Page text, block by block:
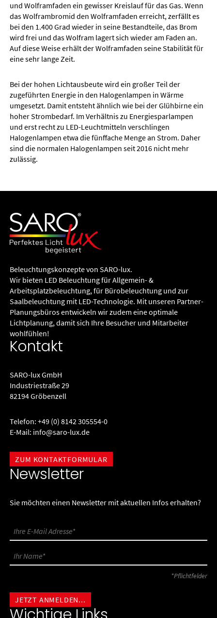
und Wolframfaden ein gewisser Kreislauf für das Gas. Wenn
das Wolframbromid den Wolframfaden erreicht, zerfällt es
bei den 1.400 Grad wieder in seine Bestandteile, das Brom
wird frei und das Wolfram lagert sich wieder am Faden an.
Auf diese Weise erhält der Wolframfaden seine Stabilität für
eine sehr lange Zeit.
Bei der hohen Lichtausbeute wird ein großer Teil der
zugeführten Energie in den Halogenlampen in Wärme
umgesetzt. Damit entsteht ähnlich wie bei der Glühbirne ein
hoher Strombedarf. Im Verhältnis zu Energiesparlampen
und erst recht zu LED-Leuchtmitteln verschlingen
Halogenlampen etwa die fünffache Menge an Strom. Daher
sind die normalen Halogenlampen seit 2016 nicht mehr
zulässig.
Beleuchtungs­konzepte von SARO-lux.
Wir bieten LED Beleuchtung für Allgemein- &
Arbeitsplatzbeleuchtung, für Büro­beleuchtung und zur
Saalbeleuchtung mit LED-Technologie. Mit unseren Partner-
Planungsbüros entwickeln wir zudem eine optimale
Lichtplanung, damit sich Ihre Besucher und Mitarbeiter
wohlfühlen!
Kontakt
SARO-lux GmbH
Industriestraße 29
82194 Gröbenzell
Telefon: +49 (0) 8142 305554-0
E-Mail: info@saro-lux.de
ZUM KONTAKTFORMULAR
Newsletter
Sie möchten einen Newsletter mit aktuellen Infos erhalten?
*Pflichtfelder